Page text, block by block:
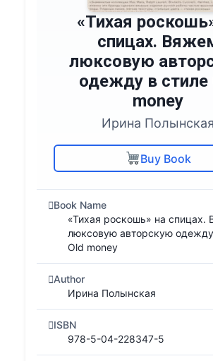
«Тихая
спицах.
люксовую
одежду в стиле
money
Ирина Полынская
Buy Book
Book Name
«Тихая роскошь» на спицах.
люксовую авторскую
Old money
Author
Ирина Полынская
ISBN
978-5-04-228347-5